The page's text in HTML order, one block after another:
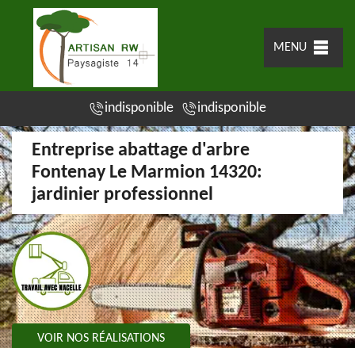
MENU
indisponible indisponible
Entreprise abattage d'arbre
Fontenay Le Marmion 14320:
jardinier professionnel
VOIR NOS RÉALISATIONS